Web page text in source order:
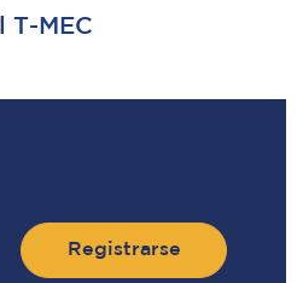
T-MEC
Registrarse